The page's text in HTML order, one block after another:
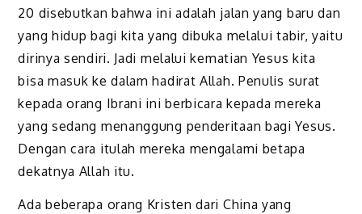
20 disebutkan bahwa ini adalah jalan yang baru dan
yang hidup bagi kita yang dibuka melalui tabir, yaitu
dirinya sendiri. Jadi melalui kematian Yesus kita
bisa masuk ke dalam hadirat Allah. Penulis surat
kepada orang Ibrani ini berbicara kepada mereka
yang sedang menanggung penderitaan bagi Yesus.
Dengan cara itulah mereka mengalami betapa
dekatnya Allah itu.
Ada beberapa orang Kristen dari China yang